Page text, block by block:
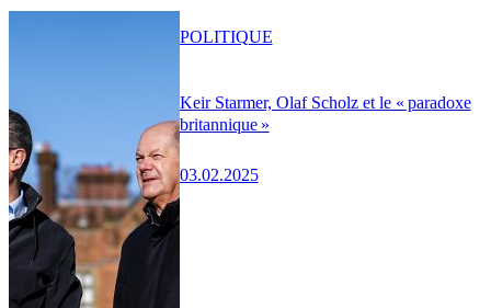
Keir Starmer, Olaf Scholz et le « paradoxe
britannique »
03.02.2025
POLITIQUE